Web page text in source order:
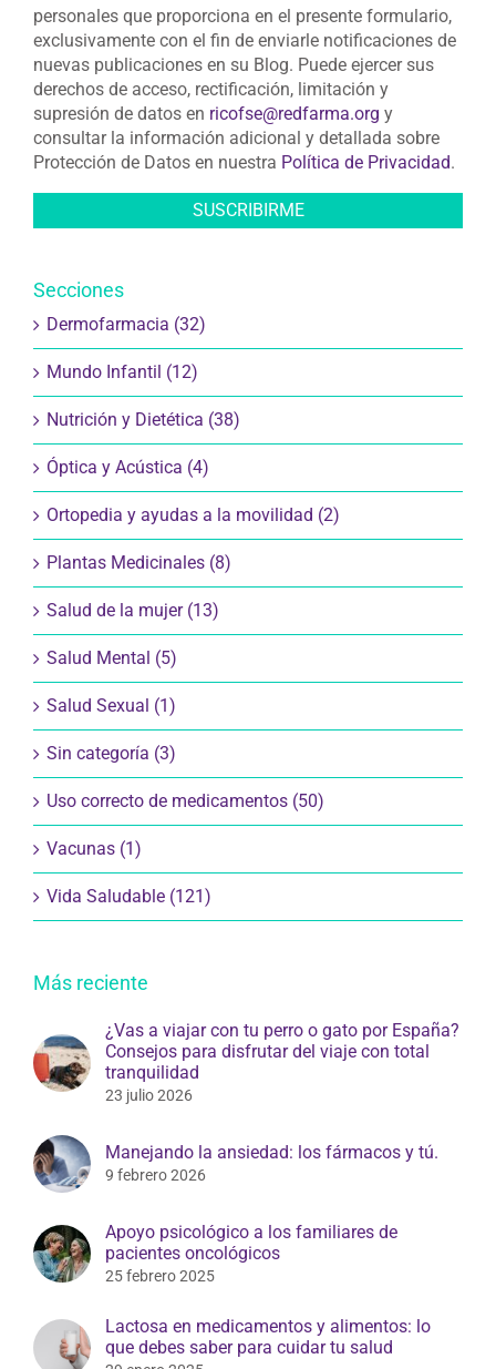
personales que proporciona en el presente formulario,
exclusivamente con el fin de enviarle notificaciones de
nuevas publicaciones en su Blog. Puede ejercer sus
derechos de acceso, rectificación, limitación y
supresión de datos en ricofse@redfarma.org y
consultar la información adicional y detallada sobre
Protección de Datos en nuestra Política de Privacidad.
Secciones
Dermofarmacia (32)
Mundo Infantil (12)
Nutrición y Dietética (38)
Óptica y Acústica (4)
Ortopedia y ayudas a la movilidad (2)
Plantas Medicinales (8)
Salud de la mujer (13)
Salud Mental (5)
Salud Sexual (1)
Sin categoría (3)
Uso correcto de medicamentos (50)
Vacunas (1)
Vida Saludable (121)
Más reciente
¿Vas a viajar con tu perro o gato por España?
Consejos para disfrutar del viaje con total
tranquilidad
23 julio 2026
Manejando la ansiedad: los fármacos y tú.
9 febrero 2026
Apoyo psicológico a los familiares de
pacientes oncológicos
25 febrero 2025
Lactosa en medicamentos y alimentos: lo
que debes saber para cuidar tu salud